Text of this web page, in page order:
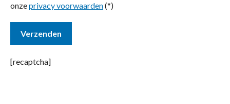
onzeprivacy voorwaarden(*)
[recaptcha]